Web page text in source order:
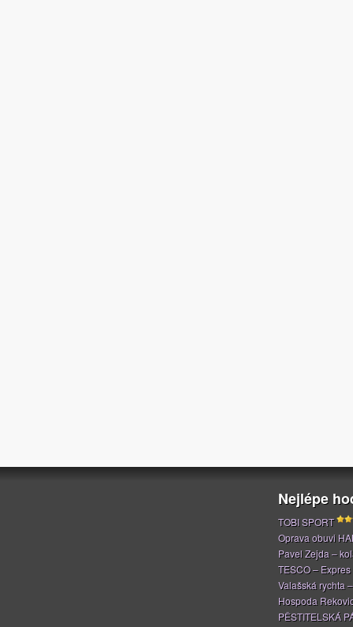
Nejlépe
TOBI SPORT
Oprava obuvi
Pavel Zejda –
TESCO – Expres
Valašská rychta
Hospoda
PĚSTITELSKÁ